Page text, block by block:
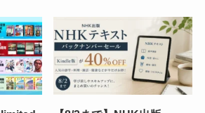
知識ア
き本イッキにわかる